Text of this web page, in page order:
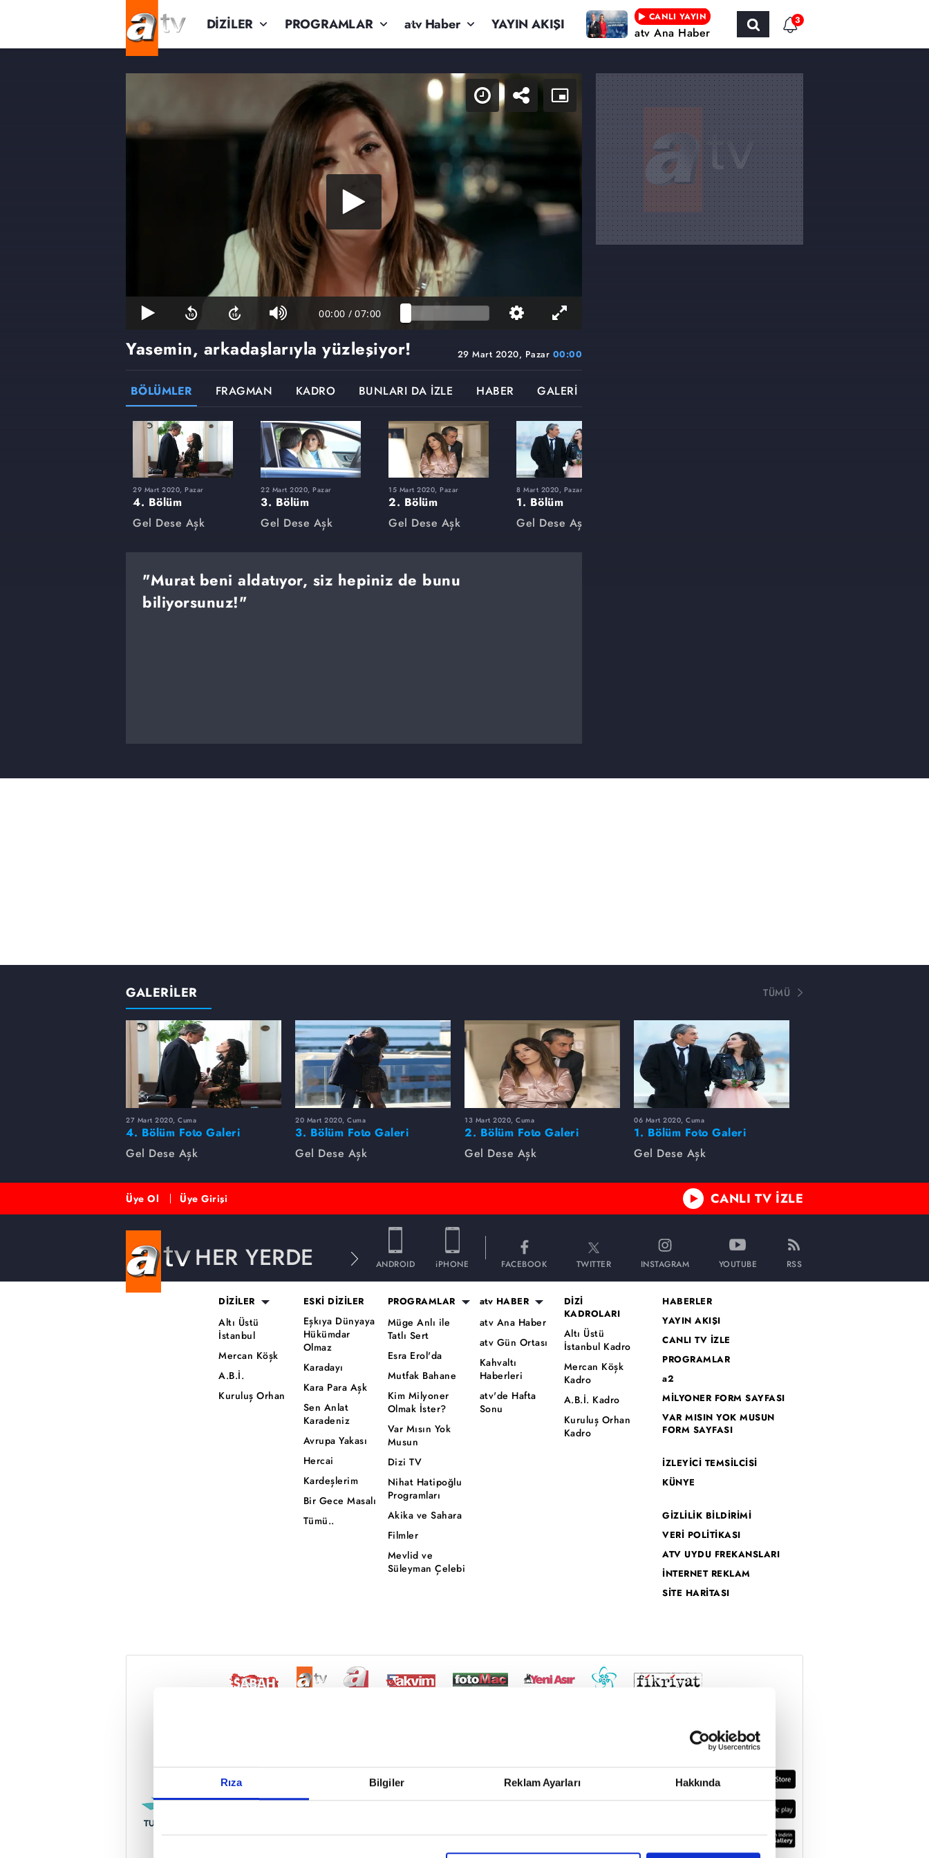
Rıza Bilgiler Reklam Ayarları Hakkında
Reddet
DİZİLER PROGRAMLAR atv Haber YAYIN AKIŞI CANLI YAYIN
atv Ana Haber
3
00:00 / 07:00
29 Mart 2020, Pazar 00:00
Yasemin, arkadaşlarıyla yüzleşiyor!
BÖLÜMLER FRAGMAN KADRO BUNLARI DA İZLE HABER GALERİ
29 Mart 2020, Pazar
4. Bölüm
Gel Dese Aşk
22 Mart 2020, Pazar
3. Bölüm
Gel Dese Aşk
15 Mart 2020, Pazar
2. Bölüm
Gel Dese Aşk
8 Mart 2020, Pazar
1. Bölüm
Gel Dese Aşk
"Murat beni aldatıyor, siz hepiniz de bunu
biliyorsunuz!"
GALERİLER TÜMÜ
27 Mart 2020, Cuma
4. Bölüm Foto Galeri
Gel Dese Aşk
20 Mart 2020, Cuma
3. Bölüm Foto Galeri
Gel Dese Aşk
13 Mart 2020, Cuma
2. Bölüm Foto Galeri
Gel Dese Aşk
06 Mart 2020, Cuma
1. Bölüm Foto Galeri
Gel Dese Aşk
Üye Ol Üye Girişi CANLI TV İZLE
HER YERDE ANDROID iPHONE FACEBOOK TWITTER INSTAGRAM YOUTUBE RSS
DİZİLER
Altı Üstü
İstanbul
Mercan Köşk
A.B.İ.
Kuruluş Orhan
ESKİ DİZİLER
Eşkıya Dünyaya
Hükümdar
Olmaz
Karadayı
Kara Para Aşk
Sen Anlat
Karadeniz
Avrupa Yakası
Hercai
Kardeşlerim
Bir Gece Masalı
Tümü..
PROGRAMLAR
Müge Anlı ile
Tatlı Sert
Esra Erol'da
Mutfak Bahane
Kim Milyoner
Olmak İster?
Var Mısın Yok
Musun
Dizi TV
Nihat Hatipoğlu
Programları
Akika ve Sahara
Filmler
Mevlid ve
Süleyman Çelebi
atv HABER
atv Ana Haber
atv Gün Ortası
Kahvaltı
Haberleri
atv'de Hafta
Sonu
DİZİ
KADROLARI
Altı Üstü
İstanbul Kadro
Mercan Köşk
Kadro
A.B.İ. Kadro
Kuruluş Orhan
Kadro
HABERLER
YAYIN AKIŞI
CANLI TV İZLE
PROGRAMLAR
a2
MİLYONER FORM SAYFASI
VAR MISIN YOK MUSUN
FORM SAYFASI
İZLEYİCİ TEMSİLCİSİ
KÜNYE
GİZLİLİK BİLDİRİMİ
VERİ POLİTİKASI
ATV UYDU FREKANSLARI
İNTERNET REKLAM
SİTE HARİTASI